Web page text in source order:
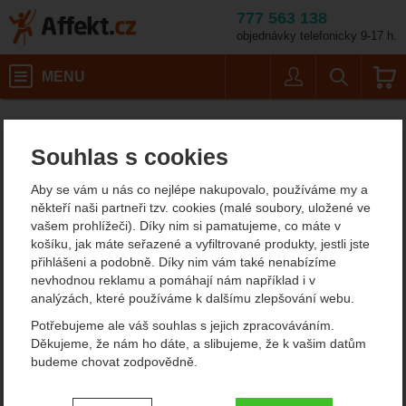
Souhlas s cookies
Aby se vám u nás co nejlépe nakupovalo, používáme my a
někteří naši partneři tzv. cookies (malé soubory, uložené ve
vašem prohlížeči). Díky nim si pamatujeme, co máte v
košíku, jak máte seřazené a vyfiltrované produkty, jestli jste
přihlášeni a podobně. Díky nim vám také nenabízíme
nevhodnou reklamu a pomáhají nám například i v
analýzách, které používáme k dalšímu zlepšování webu.
Potřebujeme ale váš souhlas s jejich zpracováváním.
Děkujeme, že nám ho dáte, a slibujeme, že k vašim datům
budeme chovat zodpovědně.
Nastavení souhlasů s kategoriemi
777 563 138
objednávky telefonicky 9-17 h.
MENU
Travellunch Divoké houby s
Travellunch Divoké houby
s nudlemi Single
Fotografie